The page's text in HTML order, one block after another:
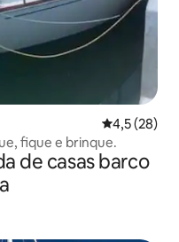
4,5 de uma
4,5 (28)
fique e brinque.
de casas barco